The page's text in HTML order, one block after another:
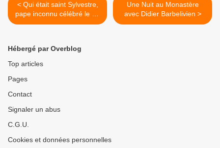
< Qui était saint Sylvestre,
pape inconnu célébré le 31
décembre?
Une Nuit au Monastère
avec Didier Barbelivien >
Hébergé par Overblog
Top articles
Pages
Contact
Signaler un abus
C.G.U.
Cookies et données personnelles